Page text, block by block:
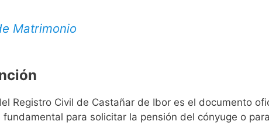
Matrimonio
Registro Civil de Castañar de Ibor es el documento
para solicitar la pensión del cónyuge o